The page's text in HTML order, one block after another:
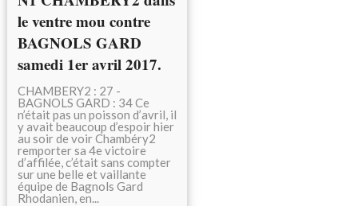
le ventre mou contre
BAGNOLS GARD
samedi 1er avril 2017.
CHAMBERY2 : 27 -
BAGNOLS GARD : 34 Ce
n’était pas un poisson d’avril, il
y avait beaucoup d’espoir hier
au soir de voir Chambéry2
remporter sa 4e victoire
d’affilée, c’était sans compter
sur une belle et vaillante
équipe de Bagnols Gard
Rhodanien, en...